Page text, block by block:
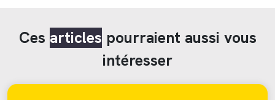
Ces articles pourraient aussi vous
intéresser